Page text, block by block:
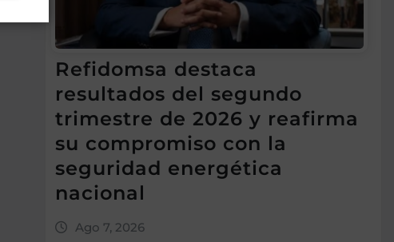
Refidomsa destaca
resultados del segundo
trimestre de 2026 y reafirma
su compromiso con la
seguridad energética
nacional
Ago 7, 2026